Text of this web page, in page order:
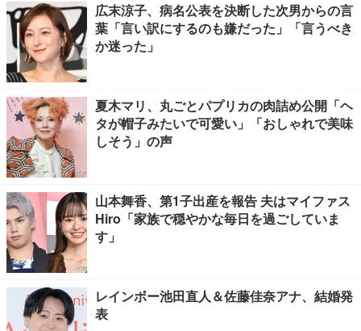
広末涼子、病名公表を決断した次男からの言
葉「言い訳にするのも嫌だった」「言うべき
か迷った」
夏木マリ、丸ごとパプリカの肉詰め公開「ヘ
タが帽子みたいで可愛い」「おしゃれで美味
しそう」の声
山本舞香、第1子出産を報告 夫はマイファス
Hiro「家族で穏やかな毎日を過ごしていま
す」
レインボー池田直人＆佐藤佳奈アナ、結婚発
表